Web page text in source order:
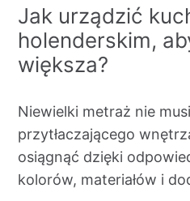
Jak urządzić
holenderskim,
większa?
Niewielki metraż nie
przytłaczającego
osiągnąć dzięki
kolorów, materiałów i